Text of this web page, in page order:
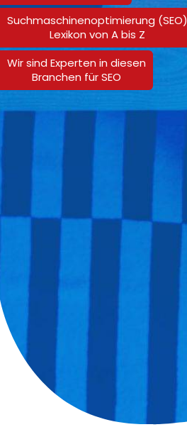
Suchmaschinenoptimierung (SEO)
Lexikon von A bis Z
Wir sind Experten in diesen
Branchen für SEO